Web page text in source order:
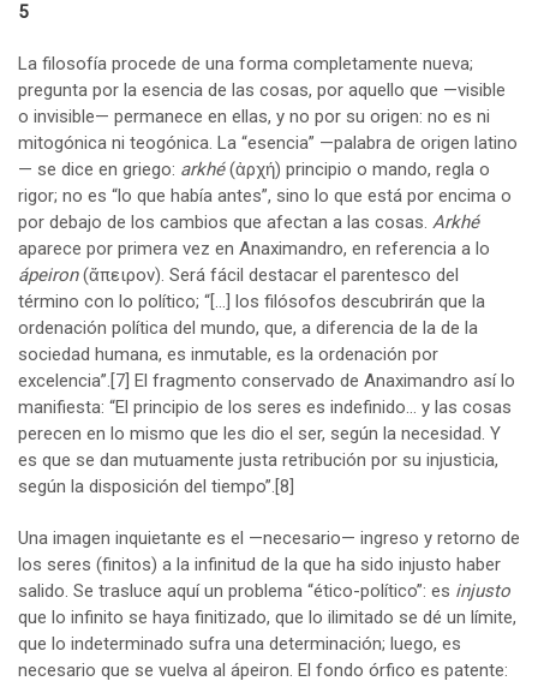
5
La filosofía procede de una forma completamente nueva;
pregunta por la esencia de las cosas, por aquello que —visible
o invisible— permanece en ellas, y no por su origen: no es ni
mitogónica ni teogónica. La “esencia” —palabra de origen latino
— se dice en griego: arkhé(ἀρχή) principio o mando, regla o
rigor; no es “lo que había antes”, sino lo que está por encima o
por debajo de los cambios que afectan a las cosas. Arkhé
aparece por primera vez en Anaximandro, en referencia a lo
ápeiron(ἄπειρον). Será fácil destacar el parentesco del
término con lo político; “[…] los filósofos descubrirán que la
ordenación política del mundo, que, a diferencia de la de la
sociedad humana, es inmutable, es la ordenación por
excelencia”.[7] El fragmento conservado de Anaximandro así lo
manifiesta: “El principio de los seres es indefinido… y las cosas
perecen en lo mismo que les dio el ser, según la necesidad. Y
es que se dan mutuamente justa retribución por su injusticia,
según la disposición del tiempo”.[8]
Una imagen inquietante es el —necesario— ingreso y retorno de
los seres (finitos) a la infinitud de la que ha sido injusto haber
salido. Se trasluce aquí un problema “ético-político”: es injusto
que lo infinito se haya finitizado, que lo ilimitado se dé un límite,
que lo indeterminado sufra una determinación; luego, es
necesario que se vuelva al ápeiron. El fondo órfico es patente: